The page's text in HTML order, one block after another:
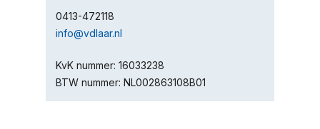
0413-472118
info@vdlaar.nl
KvK nummer: 16033238
BTW nummer: NL002863108B01